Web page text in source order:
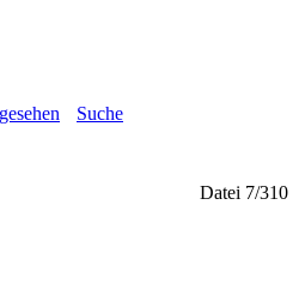
Suche
Datei 7/310